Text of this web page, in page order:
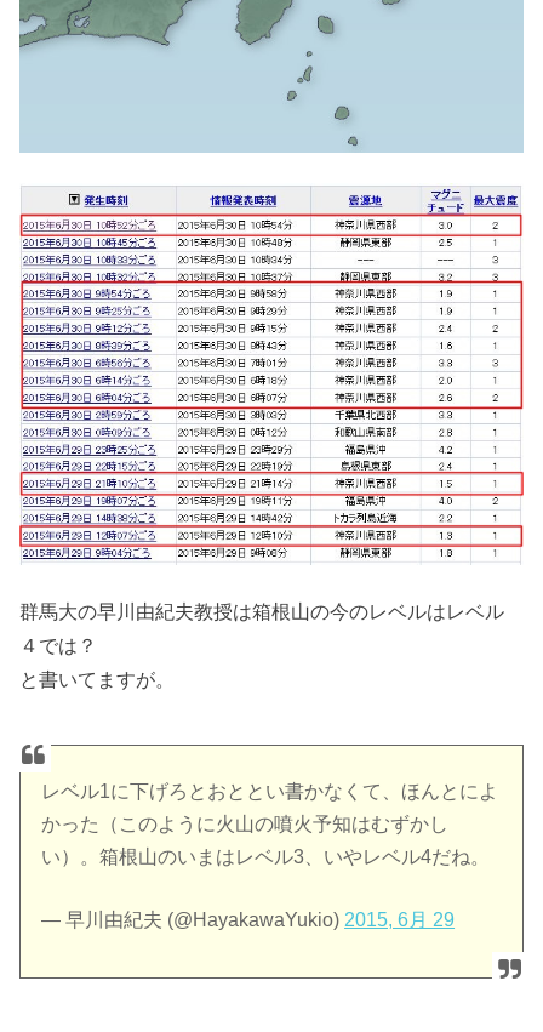
群馬大の早川由紀夫教授は箱根山の今のレベルはレベル
４では？
と書いてますが。
レベル1に下げろとおととい書かなくて、ほんとによ
かった（このように火山の噴火予知はむずかし
い）。箱根山のいまはレベル3、いやレベル4だね。
— 早川由紀夫 (@HayakawaYukio)2015, 6月 29